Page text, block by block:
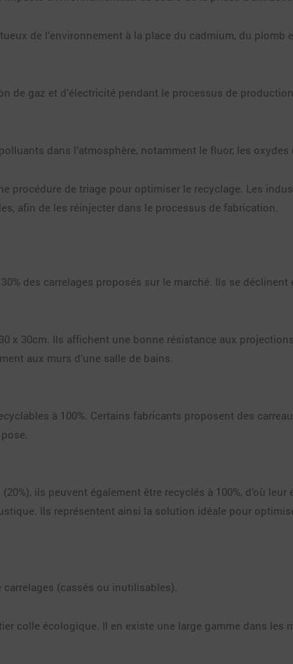
de l’environnement à la place du cadmium, du plomb
gaz et d’électricité pendant le processus de
dans l’atmosphère, notamment le fluor, les oxydes
procédure de triage pour optimiser le recyclage. Les
afin de les réinjecter dans le processus de fabrication.
des carrelages proposés sur le marché. Ils se
x 30cm. Ils affichent une bonne résistance aux
aux murs d’une salle de bains.
à 100%. Certains fabricants proposent des
ils peuvent également être recyclés à 100%, d’où
Ils représentent ainsi la solution idéale pour
(cassés ou inutilisables).
colle écologique. Il en existe une large gamme dans les